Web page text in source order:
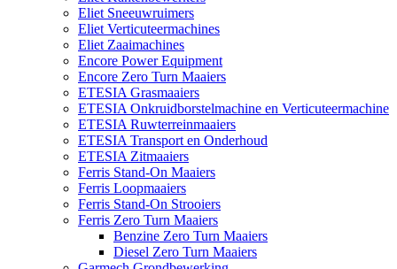
Eliet Sneeuwruimers
Eliet Verticuteermachines
Eliet Zaaimachines
Encore Power Equipment
Encore Zero Turn Maaiers
ETESIA Grasmaaiers
ETESIA Onkruidborstelmachine en Verticuteermachine
ETESIA Ruwterreinmaaiers
ETESIA Transport en Onderhoud
ETESIA Zitmaaiers
Ferris Stand-On Maaiers
Ferris Loopmaaiers
Ferris Stand-On Strooiers
Ferris Zero Turn Maaiers
Benzine Zero Turn Maaiers
Diesel Zero Turn Maaiers